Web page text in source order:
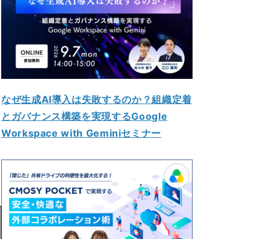
なぜ生成AI導入は失敗するのか？組織定着
とガバナンス構築を実現するGoogle
Workspace with Geminiセミナー